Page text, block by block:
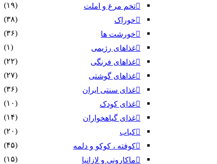
تخم مرغ و املت
(۱۹)
خوراک
(۳۸)
خورشت ها
(۳۶)
غذاهای رژیمی
(۱)
غذاهای فرنگی
(۲۲)
غذاهای گوشتی
(۲۷)
غذای سنتی ایران
(۳۶)
غذای کودک
(۱۰)
غذای گیاهخواران
(۱۴)
کباب
(۲۰)
کوفته ، کوکو و دلمه
(۴۵)
ماکارونی و لازانیا
(۱۵)